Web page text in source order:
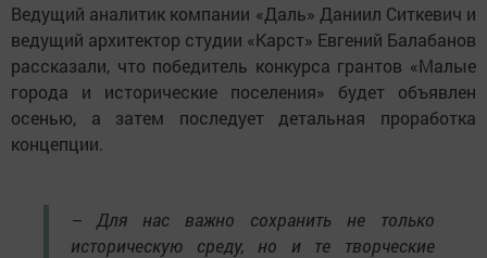
Ведущий аналитик компании «Даль» Даниил Ситкевич и
ведущий архитектор студии «Карст» Евгений Балабанов
рассказали, что победитель конкурса грантов «Малые
города и исторические поселения» будет объявлен
осенью, а затем последует детальная проработка
концепции.
– Для нас важно сохранить не только
историческую среду, но и те творческие